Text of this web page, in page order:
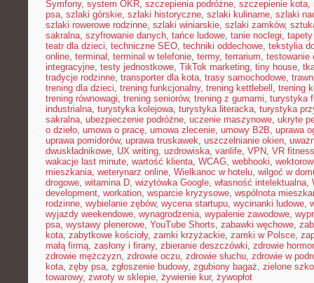
Symfony, system OKR, szczepienia podróżne, szczepienie kota,
psa, szlaki górskie, szlaki historyczne, szlaki kulinarne, szlaki
szlaki rowerowe rodzinne, szlaki winiarskie, szlaki zamków,
sakralna, szyfrowanie danych, tańce ludowe, tanie noclegi,
teatr dla dzieci, techniczne SEO, techniki oddechowe, tekstylia
online, terminal , terminal w telefonie, termy, terrarium, testowanie
integracyjne, testy jednostkowe, TikTok marketing, tiny house,
tradycje rodzinne, transporter dla kota, trasy samochodowe,
trening dla dzieci, trening funkcjonalny, trening kettlebell , trening
trening równowagi, trening seniorów, trening z gumami, turystyka
industrialna, turystyka kolejowa, turystyka literacka, turystyka
sakralna, ubezpieczenie podróżne, uczenie maszynowe, ukryte
o dzieło, umowa o pracę, umowa zlecenie, umowy B2B, uprawa
uprawa pomidorów, uprawa truskawek, uszczelnianie okien,
dwuskładnikowe, UX writing, uzdrowiska, vanlife, VPN, VR fitness
wakacje last minute, wartość klienta, WCAG, webhooki,
mieszkania, weterynarz online, Wielkanoc w hotelu, wilgoć w
drogowe, witamina D, wizytówka Google, własność intelektualna,
development, workation, wsparcie kryzysowe, wspólnota
rodzinne, wybielanie zębów, wycena startupu, wycinanki ludowe,
wyjazdy weekendowe, wynagrodzenia, wypalenie zawodowe,
psa, wystawy plenerowe, YouTube Shorts, zabawki węchowe,
kota, zabytkowe kościoły, zamki krzyżackie, zamki w Polsce,
małą firmą, zasłony i firany, zbieranie deszczówki, zdrowie
zdrowie mężczyzn, zdrowie oczu, zdrowie słuchu, zdrowie w
kota, zęby psa, zgłoszenie budowy, zgubiony bagaż, zielone
towarowy, zwroty w sklepie, żywienie kur, żywopłot